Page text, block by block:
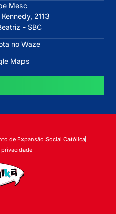
Mesc
2113
- SBC
no Waze
Maps
de Expansão Social Católica